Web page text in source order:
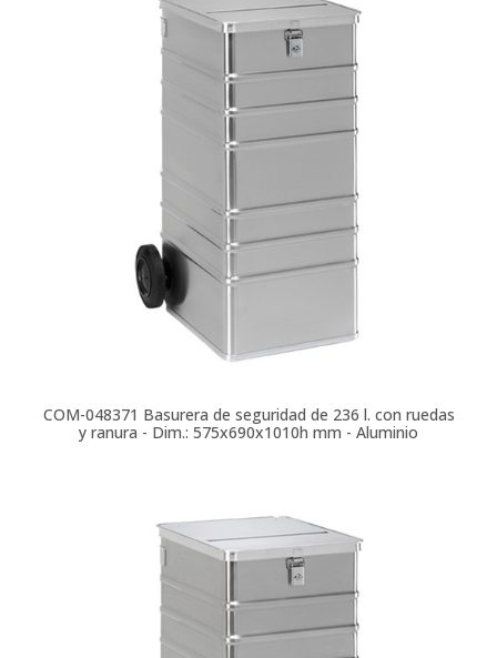
COM-048371 Basurera de seguridad de 236 l. con ruedas
y ranura - Dim.: 575x690x1010h mm - Aluminio